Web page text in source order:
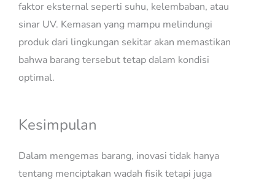
faktor eksternal seperti suhu, kelembaban, atau
sinar UV. Kemasan yang mampu melindungi
produk dari lingkungan sekitar akan memastikan
bahwa barang tersebut tetap dalam kondisi
optimal.
Kesimpulan
Dalam mengemas barang, inovasi tidak hanya
tentang menciptakan wadah fisik tetapi juga